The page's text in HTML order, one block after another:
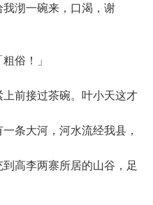
沏一碗来，口渴，谢
俗！」
前接过茶碗。叶小天这才
条大河，河水流经我县，
高李两寨所居的山谷，足